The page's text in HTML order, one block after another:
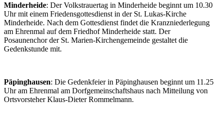
Minderheide: Der Volkstrauertag in Minderheide beginnt um 10.30
Uhr mit einem Friedensgottesdienst in der St. Lukas-Kirche
Minderheide. Nach dem Gottesdienst findet die Kranzniederlegung
am Ehrenmal auf dem Friedhof Minderheide statt. Der
Posaunenchor der St. Marien-Kirchengemeinde gestaltet die
Gedenkstunde mit.
Päpinghausen: Die Gedenkfeier in Päpinghausen beginnt um 11.25
Uhr am Ehrenmal am Dorfgemeinschaftshaus nach Mitteilung von
Ortsvorsteher Klaus-Dieter Rommelmann.